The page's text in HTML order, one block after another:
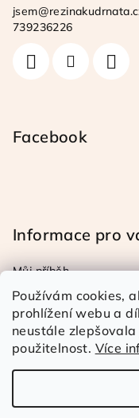
Používám cookies,
prohlížení webu a
neustále
použitelnost. Více
jsem@
739236226
Facebook
Informace pro
Můj příběh
Obchodní a reklamační
Podmínky ochrany
Doprava a platba
Kontakty